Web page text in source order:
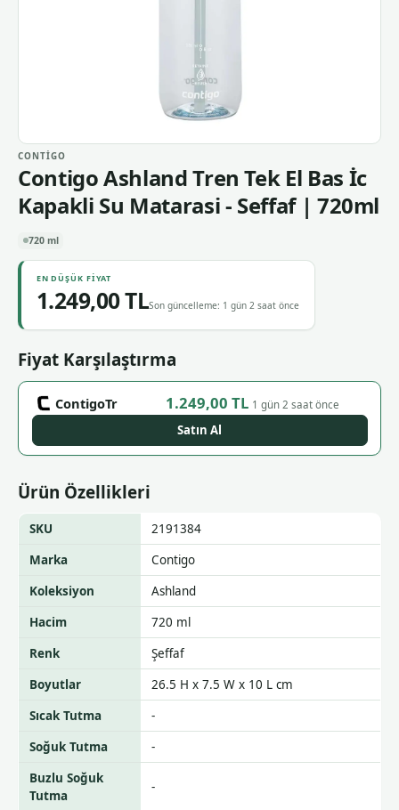
CONTIGO
Contigo Ashland Tren Tek El Bas İc
Kapakli Su Matarasi - Seffaf | 720ml
720 ml
EN DÜŞÜK FIYAT
1.249,00 TLSon güncelleme: 1 gün 2 saat önce
Fiyat Karşılaştırma
ContigoTr 1.249,00 TL 1 gün 2 saat önce
Satın Al
Ürün Özellikleri
SKU
2191384
Marka
Contigo
Koleksiyon
Ashland
Hacim
720 ml
Renk
Şeffaf
Boyutlar
26.5 H x 7.5 W x 10 L cm
Sıcak Tutma
-
Soğuk Tutma
-
Buzlu Soğuk
Tutma
-